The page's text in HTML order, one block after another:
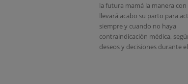
la futura mamá la manera con
llevará acabo su parto para
siempre y cuando no haya
contraindicación médica,
deseos y decisiones durante